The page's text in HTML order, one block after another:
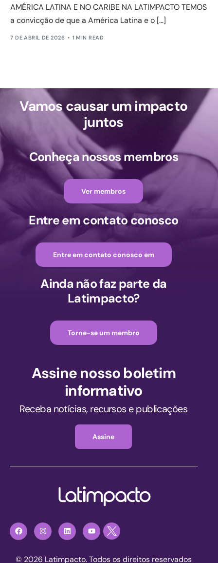
AMÉRICA LATINA E NO CARIBE NA LATIMPACTO TEMOS
a convicção de que a América Latina e o […]
7 DE ABRIL DE 2026 1 MIN READ
Vamos causar um impacto
juntos
Conheça nossos membros
Ver membros
Entre em contato conosco
Entre em contato conosco em
Ainda não faz parte da
Latimpacto?
Torne-se um membro
Assine nosso boletim
informativo
Receba notícias, recursos e publicações
Assine
© 2026 Latimpacto. Todos os direitos reservados